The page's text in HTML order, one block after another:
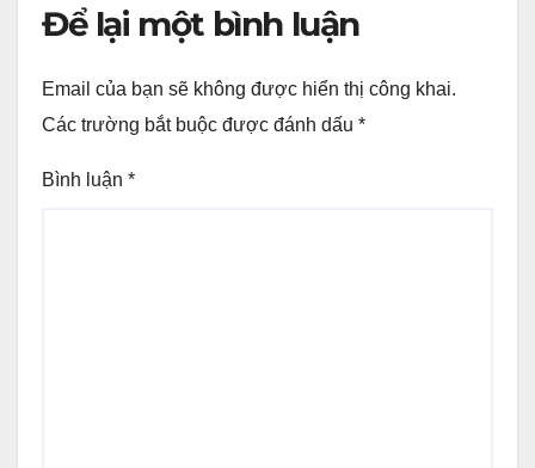
Để lại một bình luận
Email của bạn sẽ không được hiển thị công khai.
Các trường bắt buộc được đánh dấu *
Bình luận *